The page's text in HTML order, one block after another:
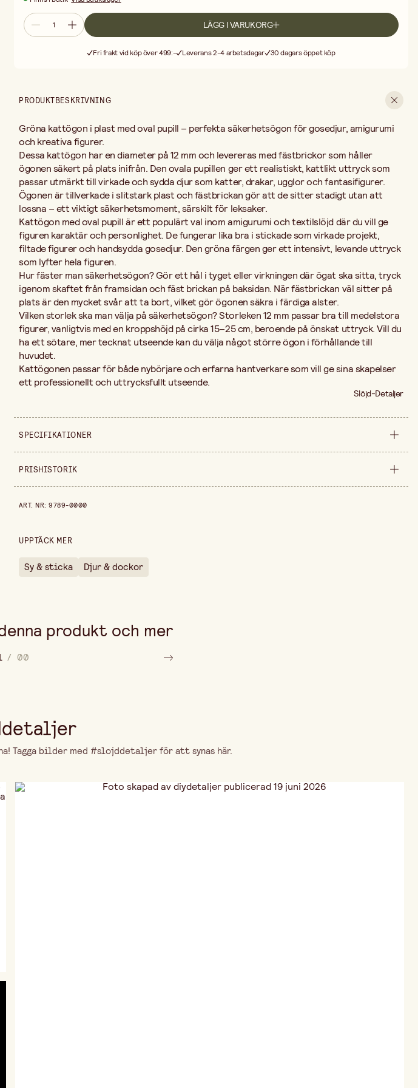
Hur fäster man säkerhetsögon? Gör ett hål i tyget eller virkningen där ögat ska sitta, tryck igenom
skaftet från framsidan och fäst brickan på baksidan. När fästbrickan väl sitter på plats är den mycket svår
Vilken storlek ska man välja på säkerhetsögon? Storleken 12 mm passar bra till medelstora figurer,
professionellt och uttrycksfullt utseende.
LÄGG I VARUKORG
Fri frakt vid köp över 499:- Leverans 2-4 arbetsdagar 30 dagars öppet köp
PRODUKTBESKRIVNING
Gröna kattögon i plast med oval pupill – perfekta säkerhetsögon för gosedjur, amigurumi
och kreativa figurer.
Dessa kattögon har en diameter på 12 mm och levereras med fästbrickor som håller
ögonen säkert på plats inifrån. Den ovala pupillen ger ett realistiskt, kattlikt uttryck som
passar utmärkt till virkade och sydda djur som katter, drakar, ugglor och fantasifigurer.
Ögonen är tillverkade i slitstark plast och fästbrickan gör att de sitter stadigt utan att
lossna – ett viktigt säkerhetsmoment, särskilt för leksaker.
Kattögon med oval pupill är ett populärt val inom amigurumi och textilslöjd där du vill ge
figuren karaktär och personlighet. De fungerar lika bra i stickade som virkade projekt,
filtade figurer och handsydda gosedjur. Den gröna färgen ger ett intensivt, levande uttryck
som lyfter hela figuren.
Hur fäster man säkerhetsögon? Gör ett hål i tyget eller virkningen där ögat ska sitta, tryck
igenom skaftet från framsidan och fäst brickan på baksidan. När fästbrickan väl sitter på
plats är den mycket svår att ta bort, vilket gör ögonen säkra i färdiga alster.
Vilken storlek ska man välja på säkerhetsögon? Storleken 12 mm passar bra till medelstora
figurer, vanligtvis med en kroppshöjd på cirka 15–25 cm, beroende på önskat uttryck. Vill du
ha ett sötare, mer tecknat utseende kan du välja något större ögon i förhållande till
huvudet.
Kattögonen passar för både nybörjare och erfarna hantverkare som vill ge sina skapelser
ett professionellt och uttrycksfullt utseende.
Slöjd-Detaljer
SPECIFIKATIONER
Säljs i förpackning
Förpackningsmängd
PRISHISTORIK
ART. NR:9789-0000
UPPTÄCK MER
Sy & sticka Djur & dockor
produkt och mer
/ 00
Tagga bilder med #slojddetaljer för att synas här.